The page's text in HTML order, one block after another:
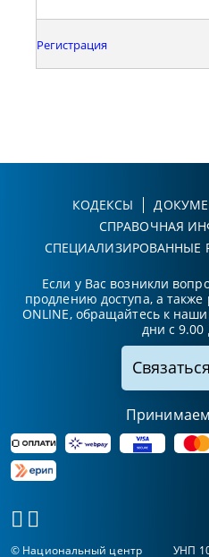
Регистрация
КОДЕКСЫ
СПРАВОЧНАЯ
СПЕЦИАЛИЗИРОВАННЫЕ
Если у Вас возникли
продлению доступа, а
ONLINE, обращайтесь к
дни с 9.00
© Национальный центр
УНП